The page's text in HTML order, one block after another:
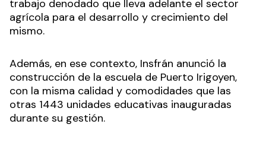
trabajo denodado que lleva adelante el sector
agrícola para el desarrollo y crecimiento del
mismo.
Además, en ese contexto, Insfrán anunció la
construcción de la escuela de Puerto Irigoyen,
con la misma calidad y comodidades que las
otras 1443 unidades educativas inauguradas
durante su gestión.